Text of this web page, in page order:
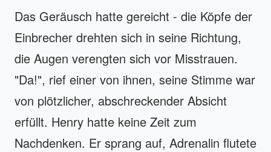
Das Geräusch hatte gereicht - die Köpfe der
Einbrecher drehten sich in seine Richtung,
die Augen verengten sich vor Misstrauen.
"Da!", rief einer von ihnen, seine Stimme war
von plötzlicher, abschreckender Absicht
erfüllt. Henry hatte keine Zeit zum
Nachdenken. Er sprang auf, Adrenalin flutete